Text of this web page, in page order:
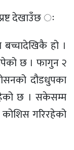
प्रष्ट देखाउँछ ः
हो ।
छ । फागुन २
दौडधुपका
छ । सकेसम्म
गरिरहेको